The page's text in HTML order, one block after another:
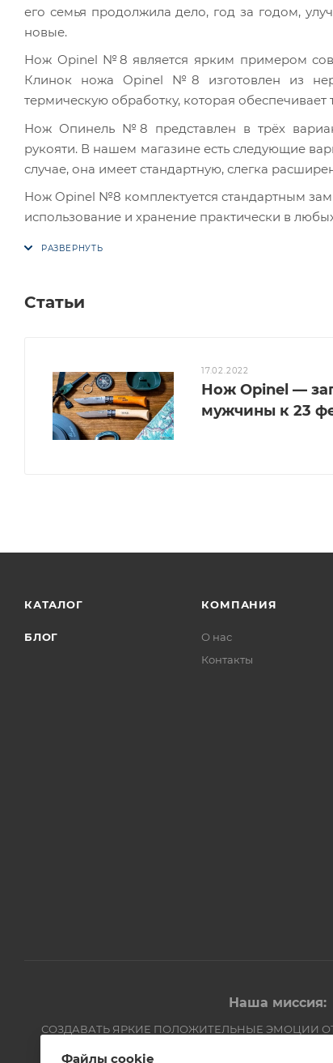
его семья продолжила дело, год за годом,
новые.
Нож Opinel №8 является ярким примером
Клинок ножа Opinel №8 изготовлен из
термическую обработку, которая обеспечивает
Нож Опинель №8 представлен в трёх
рукояти. В нашем магазине есть следующие
случае, она имеет стандартную, слегка
Нож Opinel №8 комплектуется стандартным
использование и хранение практически в
Статьи
17.02.2022
Нож Opinel —
мужчины к 23
КАТАЛОГ
БЛОГ
КОМПАНИЯ
О нас
Контакты
Наша миссия:
СОЗДАВАТЬ ЯРКИЕ ПОЛОЖИТЕЛЬНЫЕ ЭМОЦИИ
Файлы cookie